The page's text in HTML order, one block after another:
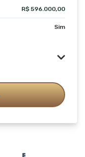
R$ 596.000,00
Sim